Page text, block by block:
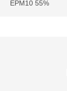
EPM10 55%